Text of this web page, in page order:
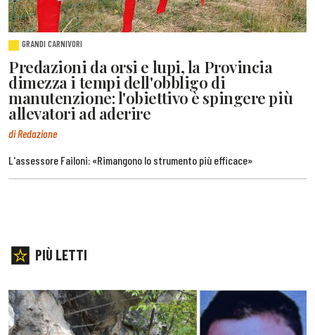
GRANDI CARNIVORI
Predazioni da orsi e lupi, la Provincia
dimezza i tempi dell'obbligo di
manutenzione: l'obiettivo è spingere più
allevatori ad aderire
di Redazione
L'assessore Failoni: «Rimangono lo strumento più efficace»
PIÙ LETTI